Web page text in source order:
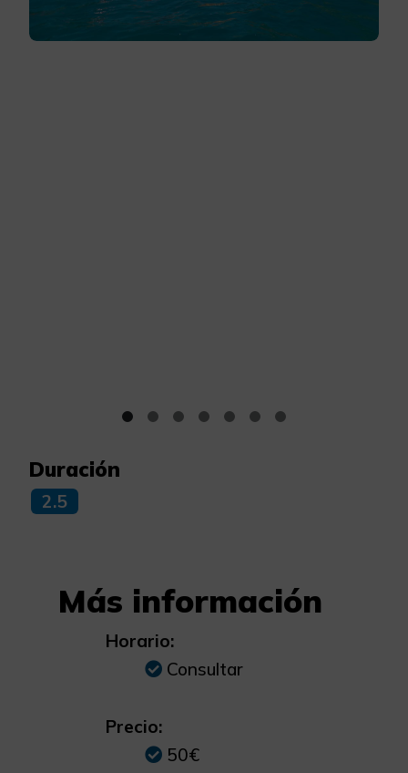
Duración
2.5
Más información
Horario:
Consultar
Precio:
50€